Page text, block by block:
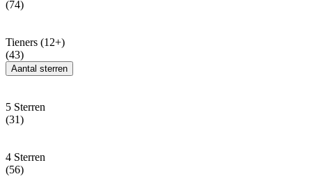
(74)
Tieners (12+)
(43)
Aantal sterren
5 Sterren
(31)
4 Sterren
(56)